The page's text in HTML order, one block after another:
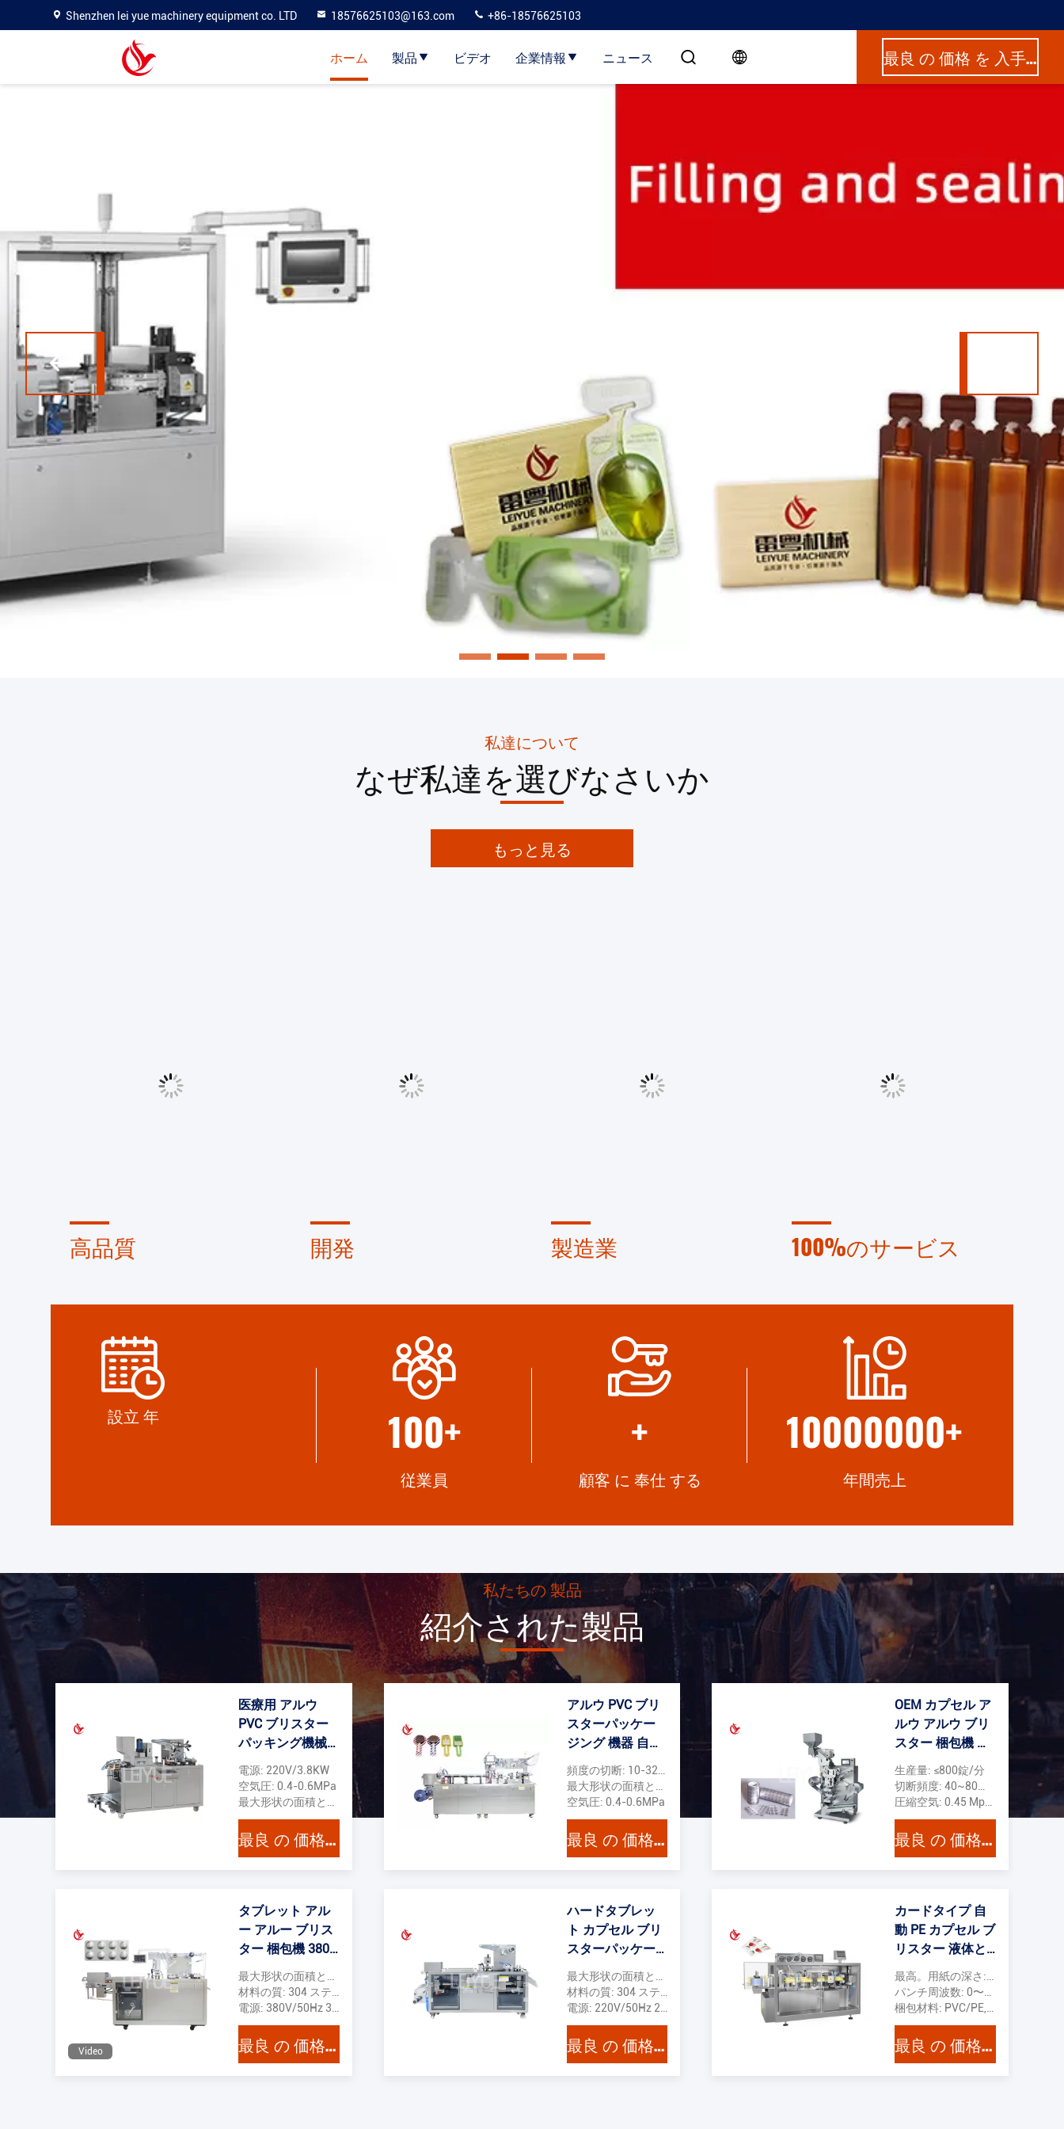
Shenzhen lei yue machinery equipment co. LTD 18576625103@163.com +86-18576625103
ホーム 製品 ビデオ 企業情報 ニュース 最良 の 価格 を 入手 する
私達について
なぜ私達を選びなさいか
もっと見る
高品質
ライヤーの能力評価 企業には厳格
ストラボがあります
開発
械のワークショップ 必要な製品を
製造業
制御システム 電気端末を全て 製造
100%のサービス
FOB,CIF,DDU,DDPです 心配事項の
にしましょう.
設立 年 100+
従業員
+
顧客 に 奉仕 する
10000000+
年間売上
私たちの 製品
紹介された製品
医療用 アルウ
PVC ブリスター
パッキング機械
機器 2.4KW
電源: 220V/3.8KW
空気圧: 0.4-0.6MPa
最良 の 価格 を 入手 する
アルウ PVC ブリ
スターパッケー
ジング 機器 自動
ブリスター カー
ソル 調整 密封
空気圧: 0.4-0.6MPa
最良 の 価格 を 入手 する
OEM カプセル ア
ルウ アルウ ブリ
スター 梱包機 完
全自動
生産量: ≤800錠/分
最良 の 価格 を 入手 する
Video
タブレット アル
ー アルー ブリス
ター 梱包機 380V
50Hz 3.8KW
最良 の 価格 を 入手 する
ハードタブレッ
ト カプセル ブリ
スターパッケー
ジング マシン ア
ルミフィルムフ
ィルム 熱密封
最良 の 価格 を 入手 する
カードタイプ 自
動 PE カプセル ブ
リスター 液体と
クリームを詰め
るための梱包機
最良 の 価格 を 入手 する